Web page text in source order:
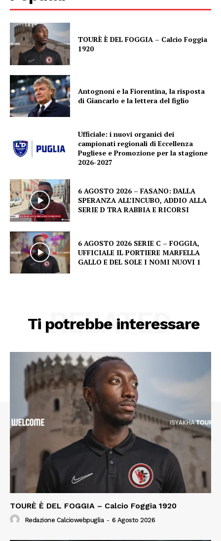
TOURÈ È DEL FOGGIA – Calcio Foggia
1920
Antognoni e la Fiorentina, la risposta
di Giancarlo e la lettera del figlio
Ufficiale: i nuovi organici dei
campionati regionali di Eccellenza
Pugliese e Promozione per la stagione
2026-2027
6 AGOSTO 2026 – FASANO: DALLA
SPERANZA ALL’INCUBO, ADDIO ALLA
SERIE D TRA RABBIA E RICORSI
6 AGOSTO 2026 SERIE C – FOGGIA,
UFFICIALE IL PORTIERE MARFELLA
GALLO E DEL SOLE I NOMI NUOVI 1
Ti potrebbe interessare
RELATED
TOURÈ È DEL FOGGIA – Calcio Foggia 1920
Redazione Calciowebpuglia - 6 Agosto 2026